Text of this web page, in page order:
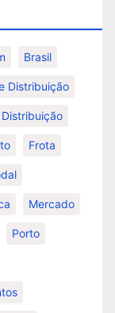
Brasil
Distribuição
Distribuição
Frota
Mercado
Porto